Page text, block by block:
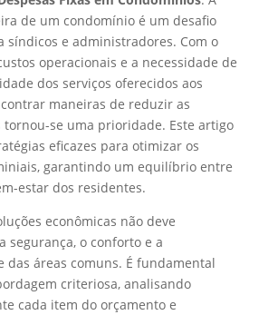
de um condomínio é um desafio
síndicos e administradores. Com o
operacionais e a necessidade de
dos serviços oferecidos aos
maneiras de reduzir as
tornou-se uma prioridade. Este artigo
eficazes para otimizar os
garantindo um equilíbrio entre
estar dos residentes.
econômicas não deve
segurança, o conforto e a
das áreas comuns. É fundamental
criteriosa, analisando
cada item do orçamento e